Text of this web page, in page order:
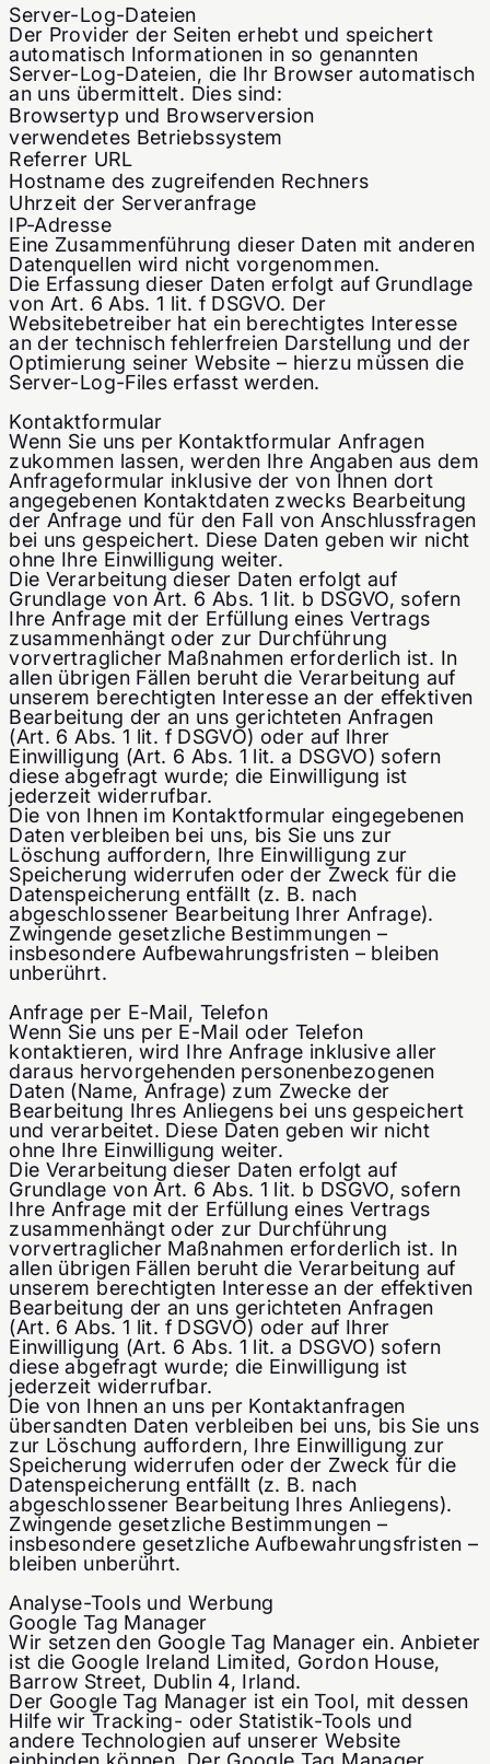
Server-Log-Dateien
Der Provider der Seiten erhebt und speichert
automatisch Informationen in so genannten
Server-Log-Dateien, die Ihr Browser automatisch
an uns übermittelt. Dies sind:
Browsertyp und Browserversion
verwendetes Betriebssystem
Referrer URL
Hostname des zugreifenden Rechners
Uhrzeit der Serveranfrage
IP-Adresse
Eine Zusammenführung dieser Daten mit anderen
Datenquellen wird nicht vorgenommen.
Die Erfassung dieser Daten erfolgt auf Grundlage
von Art. 6 Abs. 1 lit. f DSGVO. Der
Websitebetreiber hat ein berechtigtes Interesse
an der technisch fehlerfreien Darstellung und der
Optimierung seiner Website – hierzu müssen die
Server-Log-Files erfasst werden.
Kontaktformular
Wenn Sie uns per Kontaktformular Anfragen
zukommen lassen, werden Ihre Angaben aus dem
Anfrageformular inklusive der von Ihnen dort
angegebenen Kontaktdaten zwecks Bearbeitung
der Anfrage und für den Fall von Anschlussfragen
bei uns gespeichert. Diese Daten geben wir nicht
ohne Ihre Einwilligung weiter.
Die Verarbeitung dieser Daten erfolgt auf
Grundlage von Art. 6 Abs. 1 lit. b DSGVO, sofern
Ihre Anfrage mit der Erfüllung eines Vertrags
zusammenhängt oder zur Durchführung
vorvertraglicher Maßnahmen erforderlich ist. In
allen übrigen Fällen beruht die Verarbeitung auf
unserem berechtigten Interesse an der effektiven
Bearbeitung der an uns gerichteten Anfragen
(Art. 6 Abs. 1 lit. f DSGVO) oder auf Ihrer
Einwilligung (Art. 6 Abs. 1 lit. a DSGVO) sofern
diese abgefragt wurde; die Einwilligung ist
jederzeit widerrufbar.
Die von Ihnen im Kontaktformular eingegebenen
Daten verbleiben bei uns, bis Sie uns zur
Löschung auffordern, Ihre Einwilligung zur
Speicherung widerrufen oder der Zweck für die
Datenspeicherung entfällt (z. B. nach
abgeschlossener Bearbeitung Ihrer Anfrage).
Zwingende gesetzliche Bestimmungen –
insbesondere Aufbewahrungsfristen – bleiben
unberührt.
Anfrage per E-Mail, Telefon
Wenn Sie uns per E-Mail oder Telefon
kontaktieren, wird Ihre Anfrage inklusive aller
daraus hervorgehenden personenbezogenen
Daten (Name, Anfrage) zum Zwecke der
Bearbeitung Ihres Anliegens bei uns gespeichert
und verarbeitet. Diese Daten geben wir nicht
ohne Ihre Einwilligung weiter.
Die Verarbeitung dieser Daten erfolgt auf
Grundlage von Art. 6 Abs. 1 lit. b DSGVO, sofern
Ihre Anfrage mit der Erfüllung eines Vertrags
zusammenhängt oder zur Durchführung
vorvertraglicher Maßnahmen erforderlich ist. In
allen übrigen Fällen beruht die Verarbeitung auf
unserem berechtigten Interesse an der effektiven
Bearbeitung der an uns gerichteten Anfragen
(Art. 6 Abs. 1 lit. f DSGVO) oder auf Ihrer
Einwilligung (Art. 6 Abs. 1 lit. a DSGVO) sofern
diese abgefragt wurde; die Einwilligung ist
jederzeit widerrufbar.
Die von Ihnen an uns per Kontaktanfragen
übersandten Daten verbleiben bei uns, bis Sie uns
zur Löschung auffordern, Ihre Einwilligung zur
Speicherung widerrufen oder der Zweck für die
Datenspeicherung entfällt (z. B. nach
abgeschlossener Bearbeitung Ihres Anliegens).
Zwingende gesetzliche Bestimmungen –
insbesondere gesetzliche Aufbewahrungsfristen –
bleiben unberührt.
Analyse-Tools und Werbung
Google Tag Manager
Wir setzen den Google Tag Manager ein. Anbieter
ist die Google Ireland Limited, Gordon House,
Barrow Street, Dublin 4, Irland.
Der Google Tag Manager ist ein Tool, mit dessen
Hilfe wir Tracking- oder Statistik-Tools und
andere Technologien auf unserer Website